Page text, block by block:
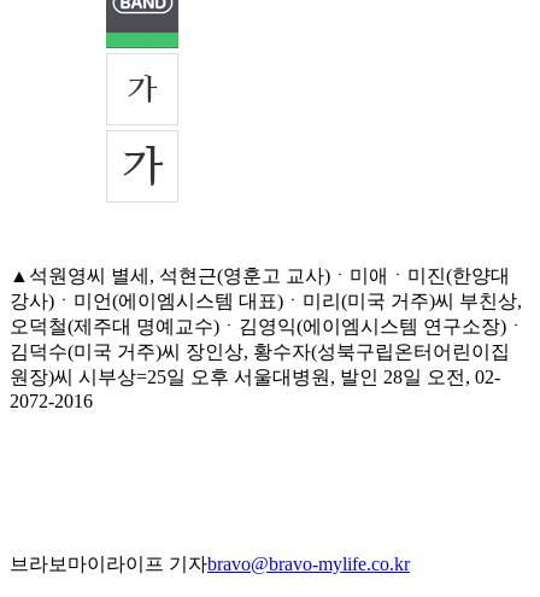
▲석원영씨 별세, 석현근(영훈고 교사)ㆍ미애ㆍ미진(한양대
강사)ㆍ미언(에이엠시스템 대표)ㆍ미리(미국 거주)씨 부친상,
오덕철(제주대 명예교수)ㆍ김영익(에이엠시스템 연구소장)ㆍ
김덕수(미국 거주)씨 장인상, 황수자(성북구립온터어린이집
원장)씨 시부상=25일 오후 서울대병원, 발인 28일 오전, 02-
2072-2016
브라보마이라이프 기자bravo@bravo-mylife.co.kr